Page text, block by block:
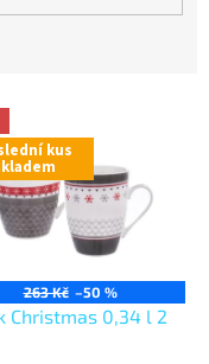
kus
263 Kč –50 %
Christmas 0,34 l 2